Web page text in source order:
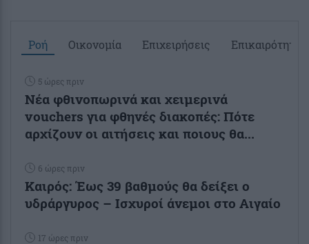
Ροή Οικονομία Επιχειρήσεις Επικαιρότητα
5 ώρες πριν
Νέα φθινοπωρινά και χειμερινά
vouchers για φθηνές διακοπές: Πότε
αρχίζουν οι αιτήσεις και ποιους θα...
6 ώρες πριν
Καιρός: Έως 39 βαθμούς θα δείξει ο
υδράργυρος – Ισχυροί άνεμοι στο Αιγαίο
17 ώρες πριν